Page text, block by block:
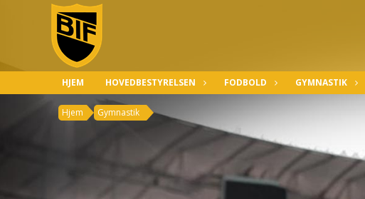
HJEM HOVEDBESTYRELSEN FODBOLD GYMNASTIK
Hjem Gymnastik